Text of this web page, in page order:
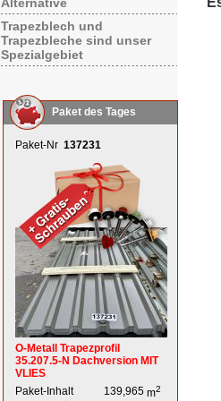
Trapezblech und
Trapezbleche sind unser
Spezialgebiet
Paket des Tages
Paket-Nr 137231
O-Metall Trapezprofil
35.207.5-N Dachversion MIT
VLIES
Paket-Inhalt
139,965 m2